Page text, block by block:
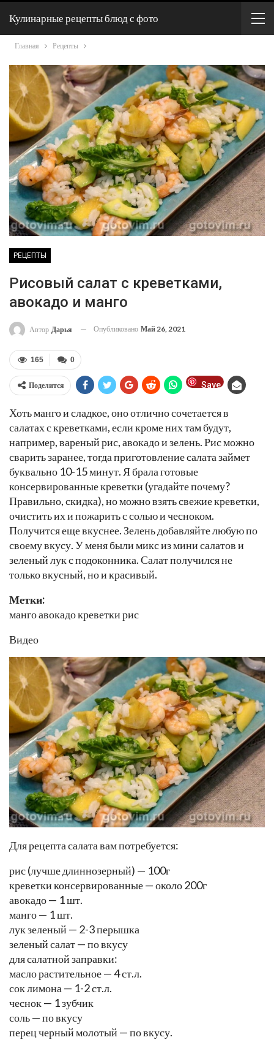
Кулинарные рецепты блюд с фото
Главная Рецепты
РЕЦЕПТЫ
Рисовый салат с креветками,
авокадо и манго
Автор Дарья Опубликовано Май 26, 2021
0
165
Поделится Save
Хоть манго и сладкое, оно отлично сочетается в
салатах с креветками, если кроме них там будут,
например, вареный рис, авокадо и зелень. Рис можно
сварить заранее, тогда приготовление салата займет
буквально 10-15 минут. Я брала готовые
консервированные креветки (угадайте почему?
Правильно, скидка), но можно взять свежие креветки,
очистить их и пожарить с солью и чесноком.
Получится еще вкуснее. Зелень добавляйте любую по
своему вкусу. У меня были микс из мини салатов и
зеленый лук с подоконника. Салат получился не
только вкусный, но и красивый.
Метки:
манго авокадо креветки рис
Видео
Для рецепта салата вам потребуется:
рис (лучше длиннозерный) — 100г
креветки консервированные — около 200г
авокадо — 1 шт.
манго — 1 шт.
лук зеленый — 2-3 перышка
зеленый салат — по вкусу
для салатной заправки:
масло растительное — 4 ст.л.
сок лимона — 1-2 ст.л.
чеснок — 1 зубчик
соль — по вкусу
перец черный молотый — по вкусу.